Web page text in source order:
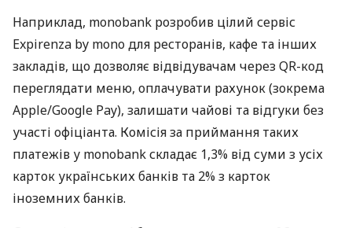
Наприклад, monobank розробив цілий сервіс
Expirenza by mono для ресторанів, кафе та інших
закладів, що дозволяє відвідувачам через QR-код
переглядати меню, оплачувати рахунок (зокрема
Apple/Google Pay), залишати чайові та відгуки без
участі офіціанта. Комісія за приймання таких
платежів у monobank складає 1,3% від суми з усіх
карток українських банків та 2% з карток
іноземних банків.